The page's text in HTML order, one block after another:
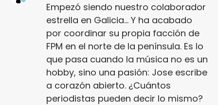
Empezó siendo nuestro colaborador
estrella en Galicia... Y ha acabado
por coordinar su propia facción de
FPM en el norte de la península. Es lo
que pasa cuando la música no es un
hobby, sino una pasión: Jose escribe
a corazón abierto. ¿Cuántos
periodistas pueden decir lo mismo?